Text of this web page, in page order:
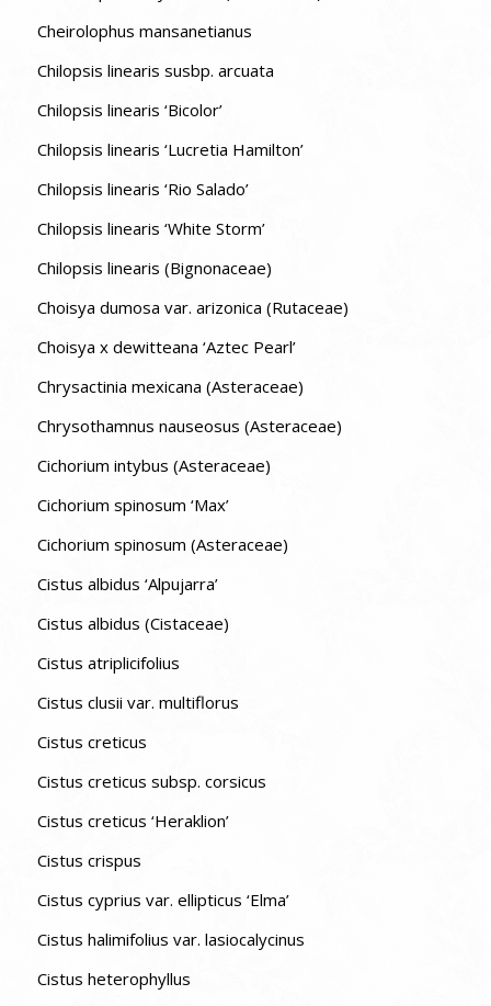
Cheirolophus mansanetianus
Chilopsis linearis susbp. arcuata
Chilopsis linearis ‘Bicolor’
Chilopsis linearis ‘Lucretia Hamilton’
Chilopsis linearis ‘Rio Salado’
Chilopsis linearis ‘White Storm’
Chilopsis linearis (Bignonaceae)
Choisya dumosa var. arizonica (Rutaceae)
Choisya x dewitteana ‘Aztec Pearl’
Chrysactinia mexicana (Asteraceae)
Chrysothamnus nauseosus (Asteraceae)
Cichorium intybus (Asteraceae)
Cichorium spinosum ‘Max’
Cichorium spinosum (Asteraceae)
Cistus albidus ‘Alpujarra’
Cistus albidus (Cistaceae)
Cistus atriplicifolius
Cistus clusii var. multiflorus
Cistus creticus
Cistus creticus subsp. corsicus
Cistus creticus ‘Heraklion’
Cistus crispus
Cistus cyprius var. ellipticus ‘Elma’
Cistus halimifolius var. lasiocalycinus
Cistus heterophyllus